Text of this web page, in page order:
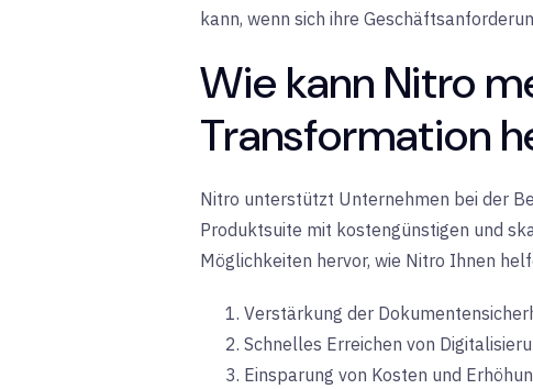
kann, wenn sich ihre
Wie kann Nitro
Transformation
Nitro unterstützt Unternehmen bei der
Produktsuite mit kostengünstigen und
Möglichkeiten hervor, wie Nitro Ihnen
Verstärkung der
Schnelles Erreichen von
Einsparung von Kosten und